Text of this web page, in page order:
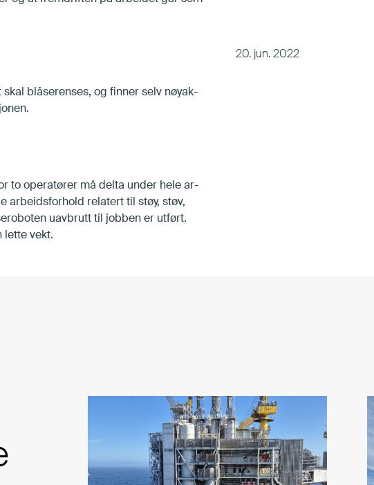
blå­se­ren­ses, og fin­ner selv nøy­ak­
to ope­ra­tø­rer må del­ta un­der hele ar­
ar­beids­for­hold re­la­tert til støy, støv,
uav­brutt til job­ben er ut­ført.
let­te vekt.
20. jun. 2022